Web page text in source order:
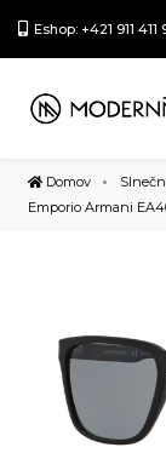
Eshop: +421 911 411
Domov
Emporio Armani